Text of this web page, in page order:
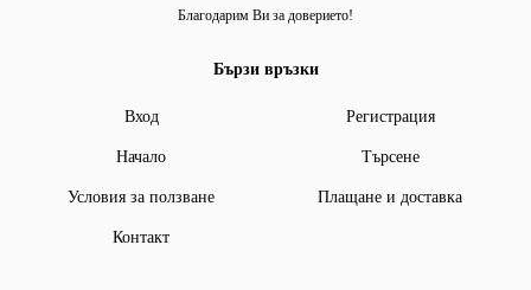
Благодарим Ви за доверието!
Бързи връзки
Вход Регистрация
Начало Търсене
Условия за ползване Плащане и доставка
Контакт